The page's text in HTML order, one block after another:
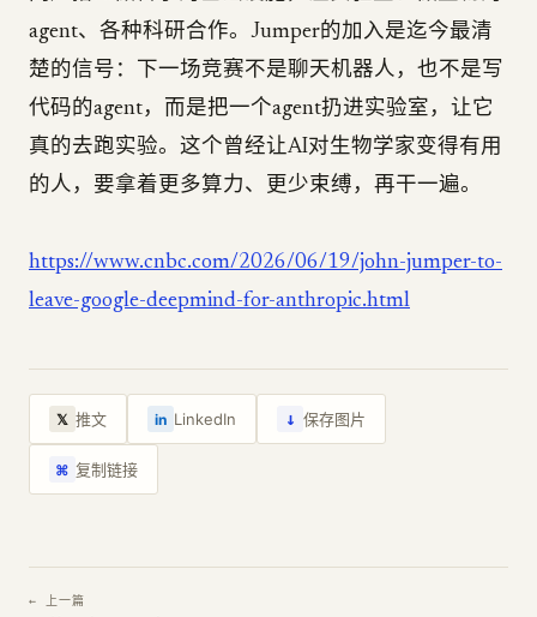
agent、各种科研合作。Jumper的加入是迄今最清
楚的信号：下一场竞赛不是聊天机器人，也不是写
代码的agent，而是把一个agent扔进实验室，让它
真的去跑实验。这个曾经让AI对生物学家变得有用
的人，要拿着更多算力、更少束缚，再干一遍。
https://www.cnbc.com/2026/06/19/john-jumper-to-
leave-google-deepmind-for-anthropic.html
𝕏 推文 in LinkedIn ↓ 保存图片
⌘ 复制链接
← 上一篇